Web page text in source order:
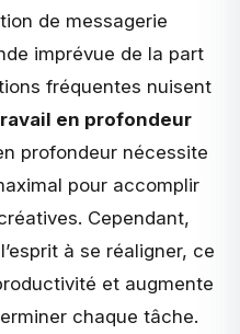
de messagerie
imprévue de la part
fréquentes nuisent
en profondeur
profondeur nécessite
pour accomplir
Cependant,
à se réaligner, ce
et augmente
chaque tâche.